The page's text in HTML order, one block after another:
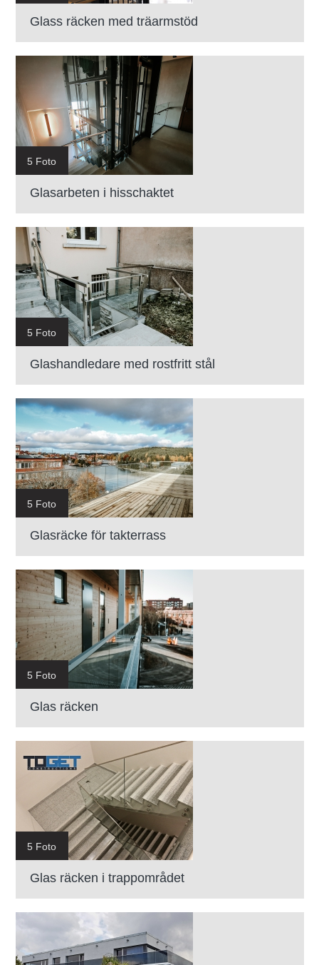
Glass räcken med träarmstöd
5 Foto
Glasarbeten i hisschaktet
5 Foto
Glashandledare med rostfritt stål
5 Foto
Glasräcke för takterrass
5 Foto
Glas räcken
5 Foto
Glas räcken i trappområdet